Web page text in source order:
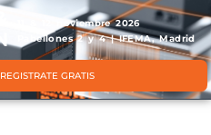
11 & 12 noviembre 2026
Pabellones 2 y 4 | IFEMA, Madrid
REGISTRATE GRATIS